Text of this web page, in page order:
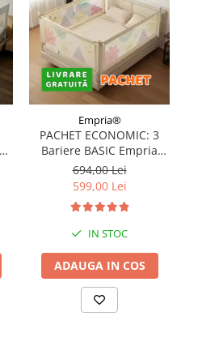
Empria®
PACHET ECONOMIC: 3
Bariere BASIC Empria
protectie pat 160X200 cm
+ bara stabilizatoare
694,00 Lei
599,00 Lei
IN STOC
ADAUGA IN COS